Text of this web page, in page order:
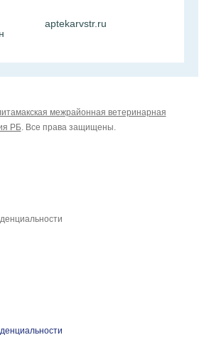
aptekarvstr.ru
межрайонная ветеринарная
РБ. Все права защищены.